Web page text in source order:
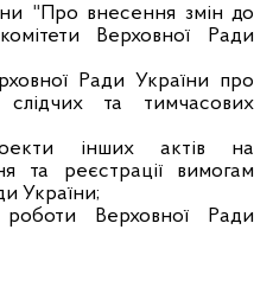
" Про внесення змін до
Верховної Ради
Ради України про
та тимчасових
інших актів на
та реєстрації вимогам
України;
роботи Верховної Ради